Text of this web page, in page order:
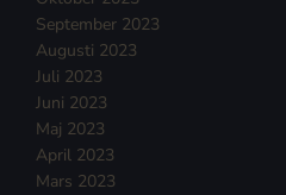
September 2023
Augusti 2023
Juli 2023
Juni 2023
Maj 2023
April 2023
Mars 2023